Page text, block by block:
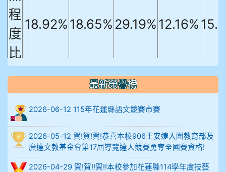
程
度
比
例
18.92% 18.65% 29.19% 12.16%
906陳兆宏 5A10+ 作文5
912余 嘉 5A10+
914謝佩臻 5A10+
902蘇奕愷
最新榮譽榜
2026-06-12 115年花蓮縣語文競賽市賽
2026-05-12 賀!賀!賀!恭喜本校906王安婕入圍教育部及
廣達文教基金會第17屆導覽達人競賽勇奪全國賽資格!
2026-04-29 賀!賀!!賀!!本校參加花蓮縣114學年度技藝